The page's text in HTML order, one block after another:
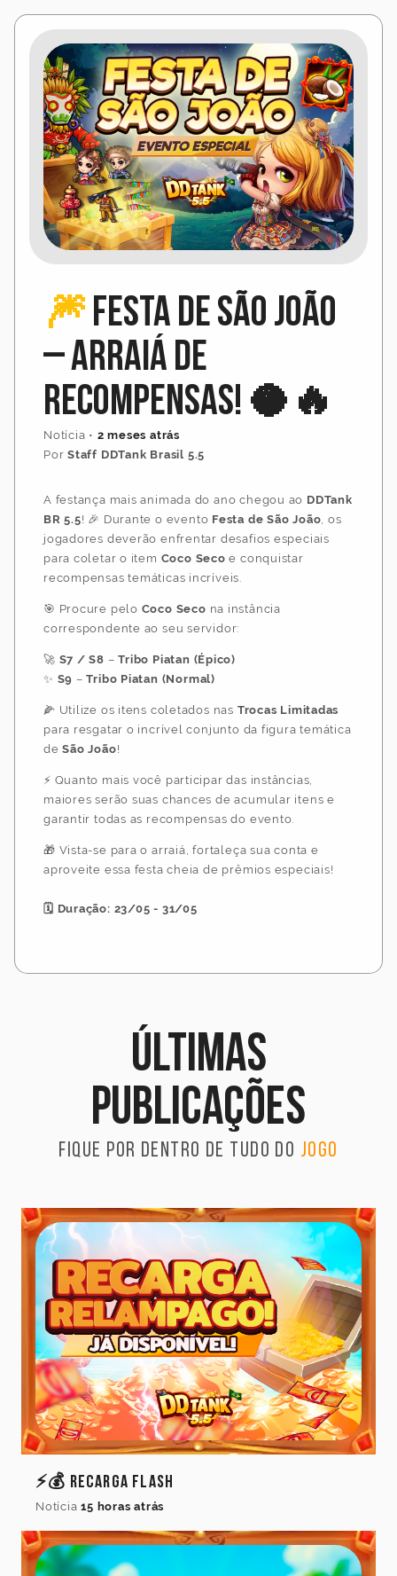
🎆 Festa de São João
– Arraiá de
Recompensas! 🥥🔥
Notícia • 2 meses atrás
PorStaff DDTank Brasil 5.5
A festança mais animada do ano chegou ao DDTank
BR 5.5! 🎉 Durante o evento Festa de São João, os
jogadores deverão enfrentar desafios especiais
para coletar o item Coco Seco e conquistar
recompensas temáticas incríveis.
🎯 Procure pelo Coco Seco na instância
correspondente ao seu servidor:
🚀 S7 / S8 –Tribo Piatan (Épico)
✨ S9 –Tribo Piatan (Normal)
🌽 Utilize os itens coletados nas Trocas Limitadas
para resgatar o incrível conjunto da figura temática
deSão João!
⚡ Quanto mais você participar das instâncias,
maiores serão suas chances de acumular itens e
garantir todas as recompensas do evento.
🎁 Vista-se para o arraiá, fortaleça sua conta e
aproveite essa festa cheia de prêmios especiais!
🗓️ Duração: 23/05 - 31/05
Últimas
publicações
Fique por dentro de tudo do jogo
⚡💰 Recarga Flash
Notícia 15 horas atrás